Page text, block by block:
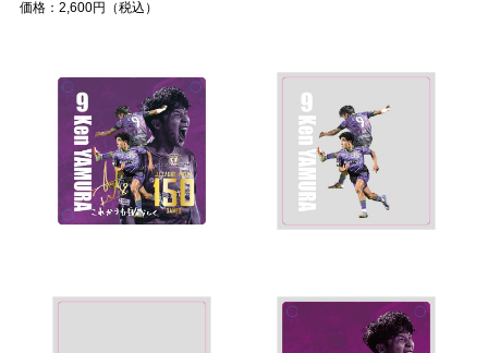
価格：2,600円（税込）